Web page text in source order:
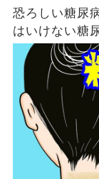
恐ろしい糖尿
はいけない糖
とは？